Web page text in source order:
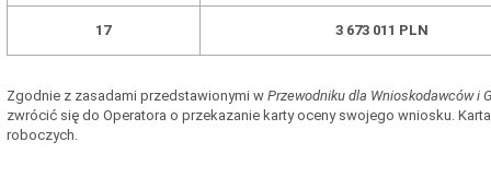
17 3 673 011 PLN
Zgodnie z zasadami przedstawionymi w Przewodniku dla Wnioskodawców i
zwrócić się do Operatora o przekazanie karty oceny swojego wniosku.
roboczych.